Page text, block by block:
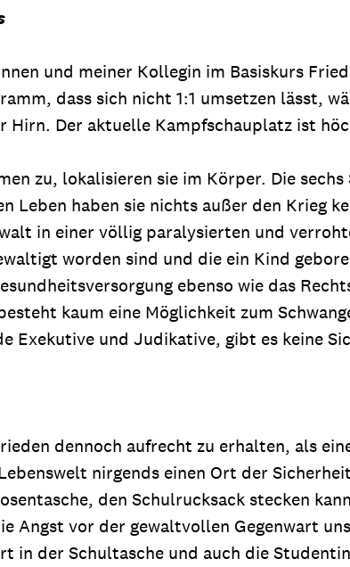
und meiner Kollegin im Basiskurs
dass sich nicht 1:1 umsetzen lässt,
Hirn. Der aktuelle Kampfschauplatz ist
zu, lokalisieren sie im Körper. Die
Leben haben sie nichts außer den Krieg
in einer völlig paralysierten und
worden sind und die ein Kind
ebenso wie das
kaum eine Möglichkeit zum
und Judikative, gibt es keine
dennoch aufrecht zu erhalten, als
nirgends einen Ort der
den Schulrucksack stecken
Angst vor der gewaltvollen Gegenwart
in der Schultasche und auch die